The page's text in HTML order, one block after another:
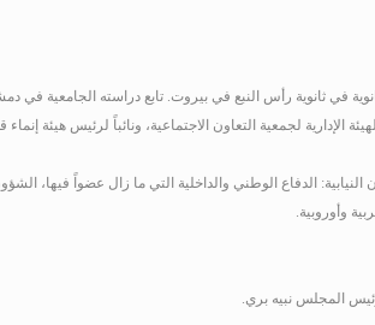
في ثانوية رأس النبع في بيروت. تابع دراسته الجامعية في
لجمعية التعاون الاجتماعية، ونائباً لرئيس هيئة إنماء
وأوروبية.
المجلس نبيه بري.